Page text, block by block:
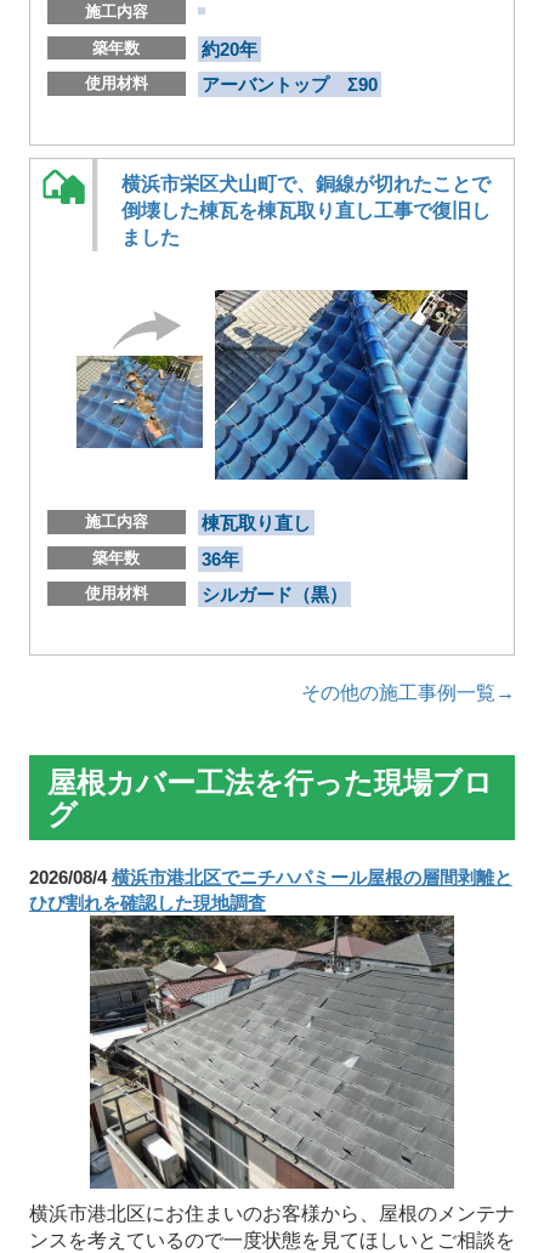
施工内容
築年数
約20年
使用材料 アーバントップ Σ90
横浜市栄区犬山町で、銅線が切れたことで
倒壊した棟瓦を棟瓦取り直し工事で復旧し
ました
施工内容 棟瓦取り直し
築年数 36年
使用材料 シルガード（黒）
その他の施工事例一覧→
屋根カバー工法を行った現場ブロ
グ
2026/08/4横浜市港北区でニチハパミール屋根の層間剥離と
ひび割れを確認した現地調査
横浜市港北区にお住まいのお客様から、屋根のメンテナ
ンスを考えているので一度状態を見てほしいとご相談を